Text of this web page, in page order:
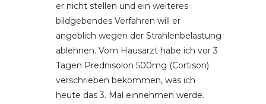
er nicht stellen und ein weiteres
bildgebendes Verfahren will er
angeblich wegen der Strahlenbelastung
ablehnen. Vom Hausarzt habe ich vor 3
Tagen Prednisolon 500mg (Cortison)
verschrieben bekommen, was ich
heute das 3. Mal einnehmen werde.